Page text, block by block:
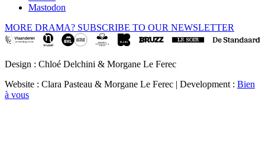
Mastodon
MORE DRAMA? SUBSCRIBE TO OUR NEWSLETTER
Design : Chloé Delchini & Morgane Le Ferec
Website : Clara Pasteau & Morgane Le Ferec | Development : Bien
à vous